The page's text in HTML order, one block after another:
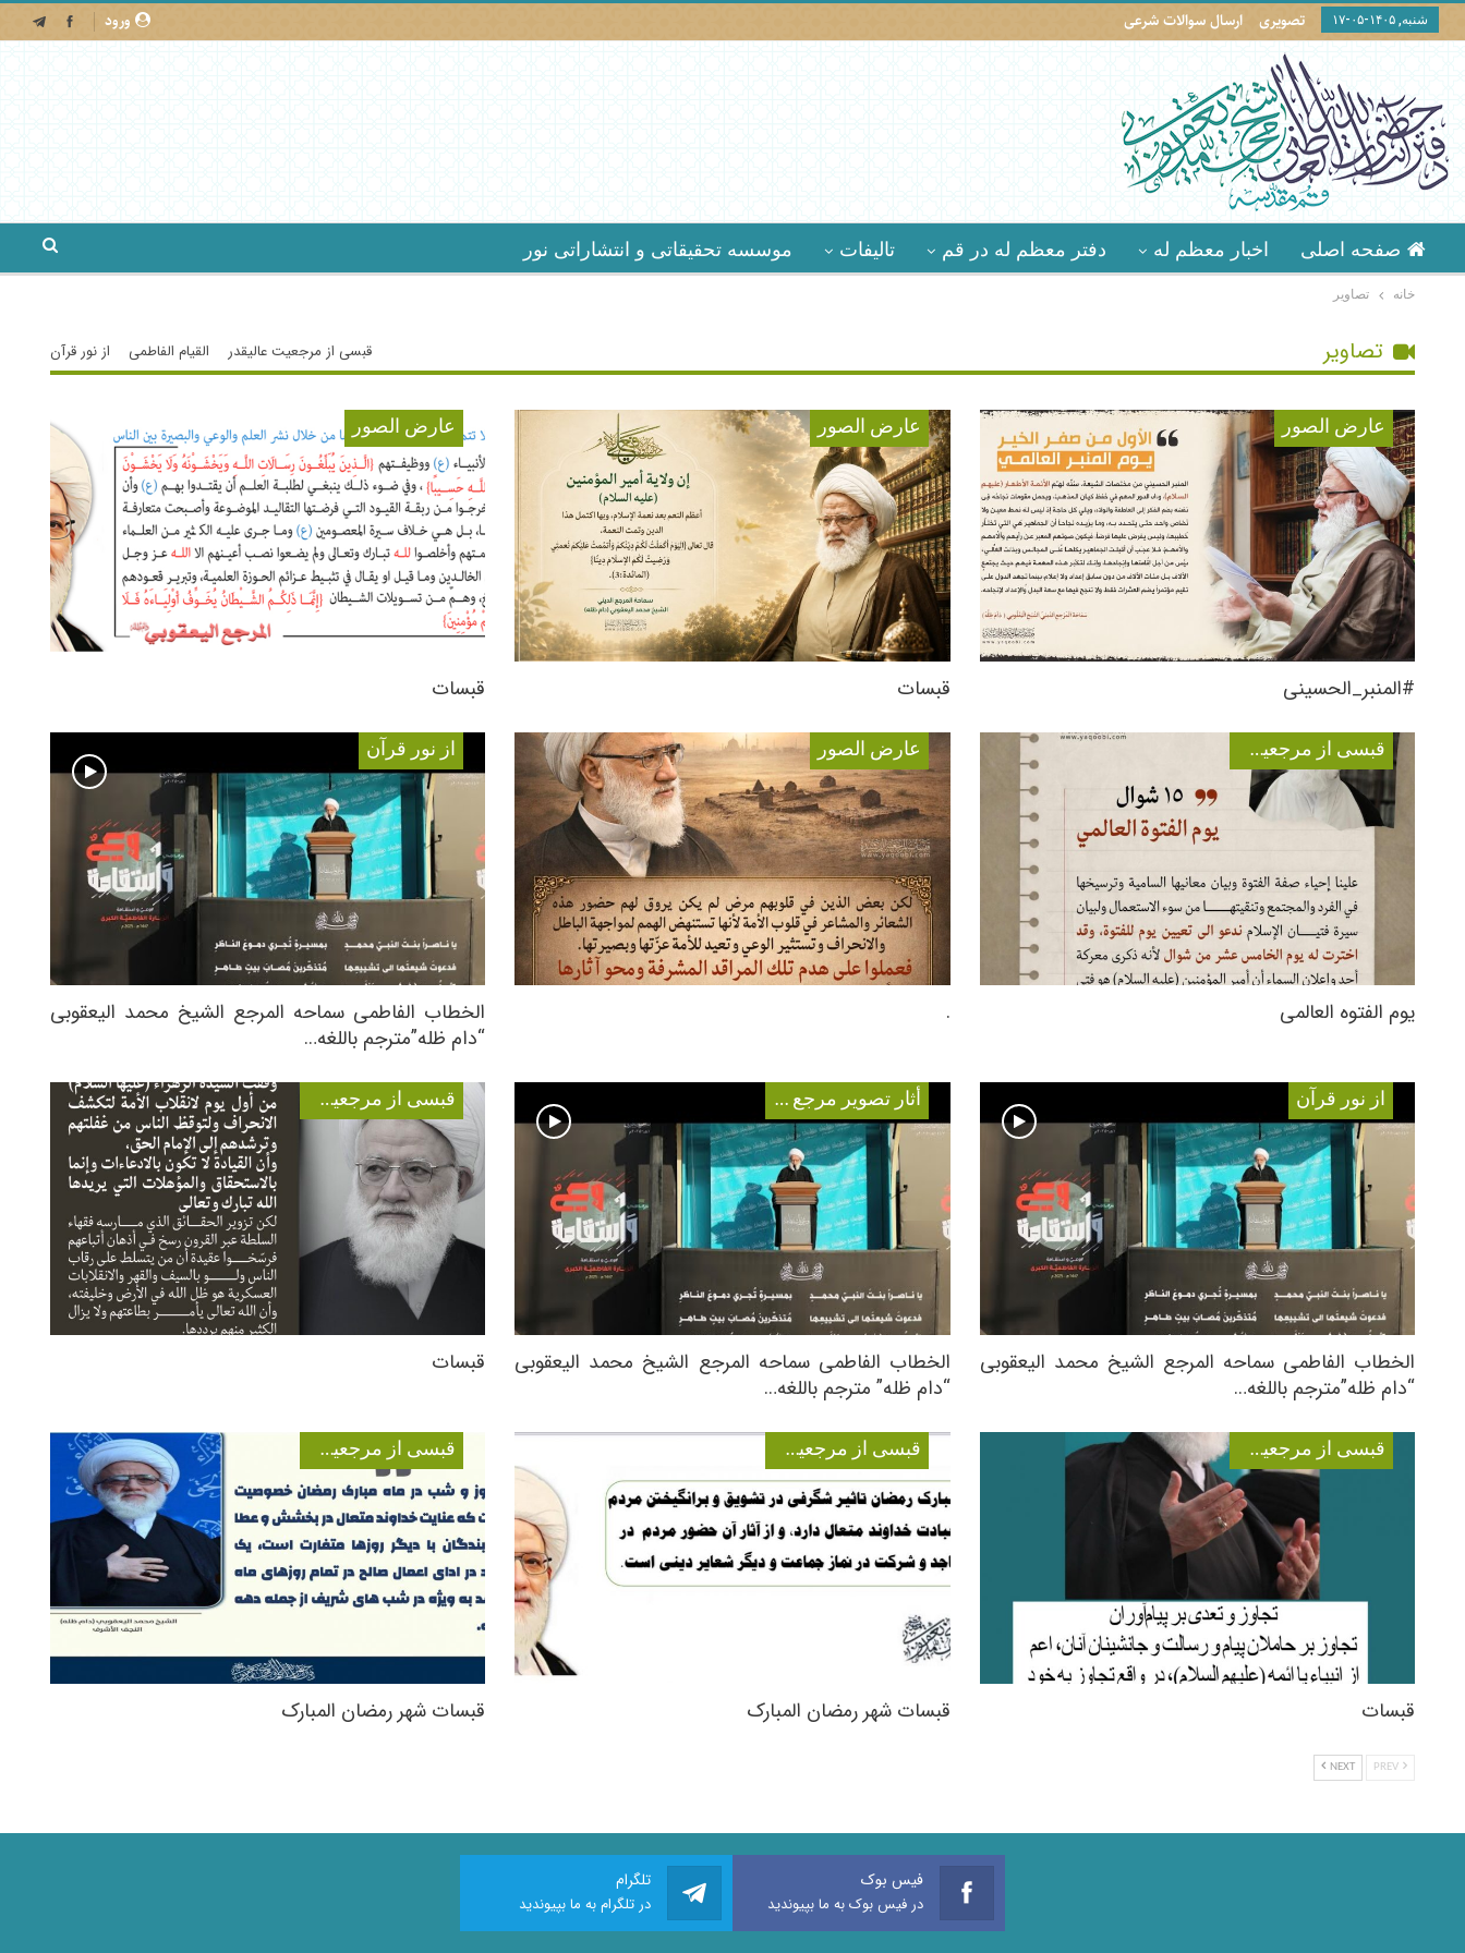
ورود شنبه, ۱۴۰۵-۰۵-۱۷ تصویری ارسال سوالات شرعی
صفحه اصلی اخبار معظم له دفتر معظم له در قم تالیفات موسسه تحقیقاتى و انتشاراتى نور
خانه تصاوير
تصاویر از نور قرآن القیام الفاطمی قبسی از مرجعیت عالیقدر
عارض الصور
#المنبر_الحسینی
عارض الصور
قبسات
عارض الصور
قبسات
قبسی از مرجعیت عالیقدر
یوم الفتوه العالمی
عارض الصور
.
از نور قرآن
الخطاب الفاطمی سماحه المرجع الشیخ محمد الیعقوبی
“دام ظله”مترجم باللغه…
از نور قرآن
الخطاب الفاطمی سماحه المرجع الشیخ محمد الیعقوبی
“دام ظله”مترجم باللغه…
أثار تصویر مرجع معظم له
الخطاب الفاطمی سماحه المرجع الشیخ محمد الیعقوبی
“دام ظله” مترجم باللغه…
قبسی از مرجعیت عالیقدر
قبسات
قبسی از مرجعیت عالیقدر
قبسات
قبسی از مرجعیت عالیقدر
قبسات شهر رمضان المبارک
قبسی از مرجعیت عالیقدر
قبسات شهر رمضان المبارک
NEXT
فیس بوک
در فیس بوک به ما بپیوندید
تلگرام
در تلگرام به ما بپیوندید